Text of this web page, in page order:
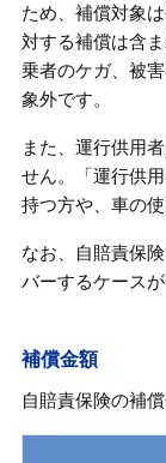
ため、補償対象
対する補償は含
乗者のケガ、被
象外です。
また、運行供用
せん。「運行供
持つ方や、車の
なお、自賠責保
バーするケースが
補償金額
自賠責保険の補